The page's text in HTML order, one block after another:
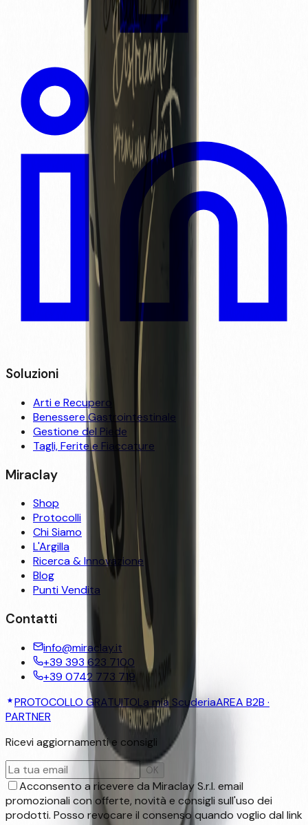
Soluzioni
Arti e Recupero
Benessere Gastrointestinale
Gestione del Piede
Tagli, Ferite e Fiaccature
Miraclay
Shop
Protocolli
Chi Siamo
L'Argilla
Ricerca & Innovazione
Blog
Punti Vendita
Contatti
info@miraclay.it
+39 393 623 7100
+39 0742 773 719
PROTOCOLLO GRATUITOLa mia ScuderiaAREA B2B ·
PARTNER
Ricevi aggiornamenti e consigli
OK
Acconsento a ricevere da Miraclay S.r.l. email
promozionali con offerte, novità e consigli sull'uso dei
prodotti. Posso revocare il consenso quando voglio dal link